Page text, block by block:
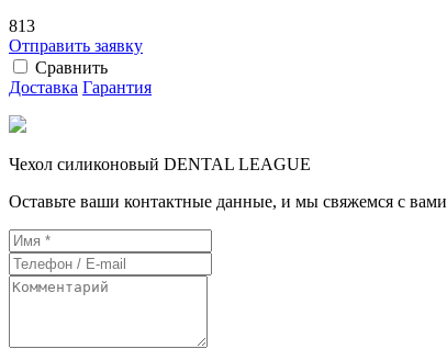
813
Отправить заявку
Сравнить
Доставка Гарантия
Чехол силиконовый DENTAL LEAGUE
Оставьте ваши контактные данные, и мы свяжемся с вами